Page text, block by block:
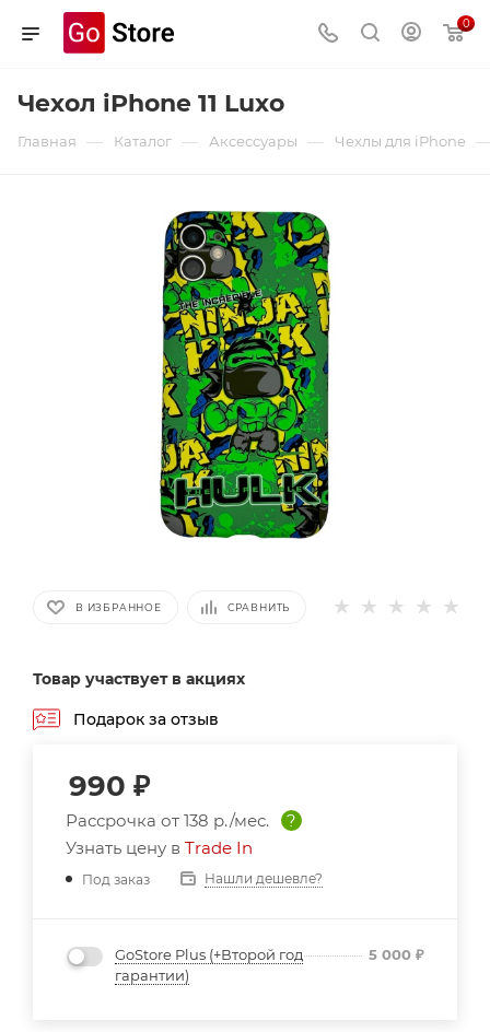
0
Чехол iPhone 11 Luxo
Главная — Каталог — Аксессуары — Чехлы для iPhone
В ИЗБРАННОЕ СРАВНИТЬ
Товар участвует в акциях
Подарок за отзыв
990 ₽
Рассрочка от 138 р./мес.
?
Узнать цену в Trade In
Под заказ Нашли дешевле?
GoStore Plus (+Второй год
гарантии)
5 000 ₽